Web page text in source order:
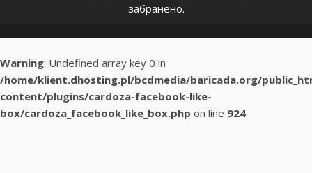
забранено.
Warning: Undefined array key 0 in
/home/klient.dhosting.pl/bcdmedia/baricada.org/
content/plugins/cardoza-facebook-like-
box/cardoza_facebook_like_box.php on line 924